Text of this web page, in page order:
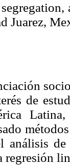
Juarez,
de
análisis
regresión